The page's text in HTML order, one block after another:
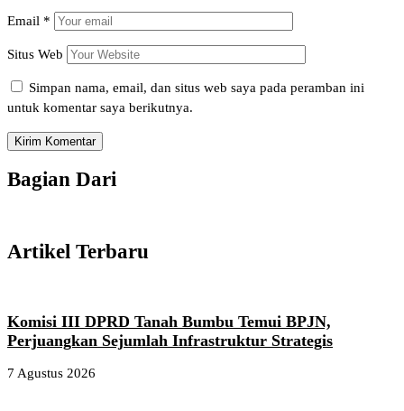
Email *
Situs Web
Simpan nama, email, dan situs web saya pada peramban ini
untuk komentar saya berikutnya.
Bagian Dari
Artikel Terbaru
Komisi III DPRD Tanah Bumbu Temui BPJN,
Perjuangkan Sejumlah Infrastruktur Strategis
7 Agustus 2026